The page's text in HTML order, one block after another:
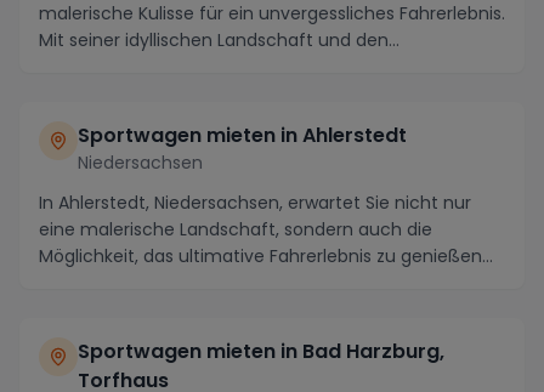
malerische Kulisse für ein unvergessliches Fahrerlebnis.
Mit seiner idyllischen Landschaft und den...
Sportwagen mieten in Ahlerstedt
Niedersachsen
In Ahlerstedt, Niedersachsen, erwartet Sie nicht nur
eine malerische Landschaft, sondern auch die
Möglichkeit, das ultimative Fahrerlebnis zu genießen...
Sportwagen mieten in Bad Harzburg,
Torfhaus